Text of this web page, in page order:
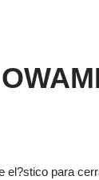
el?stico para